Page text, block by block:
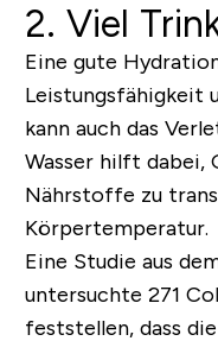
2. Viel
Eine gute
Leistungsfähigkeit
kann auch das
Wasser hilft dabei,
Nährstoffe zu
Körpertemperatur.
Eine Studie aus
untersuchte 271
feststellen, dass